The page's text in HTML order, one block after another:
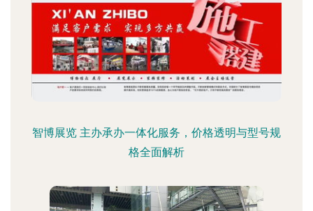
智博展览 主办承办一体化服务，价格透明与型号规
格全面解析